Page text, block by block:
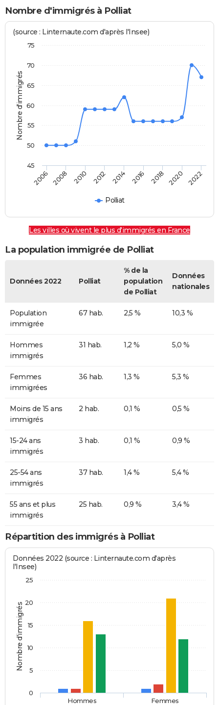
Nombre d'immigrés à Polliat
Nombre d'immigrés
(source : Linternaute.com d'après l'Insee)
Polliat
2006 2008 2010 2012 2014 2016 2018 2020 2022
45
50
55
60
65
70
75
Les villes où vivent le plus d'immigrés en France
La population immigrée de Polliat
Données 2022 Polliat
% de la
population
de Polliat
Données
nationales
Population
immigrée
67 hab. 2,5 % 10,3 %
Hommes
immigrés
31 hab. 1,2 % 5,0 %
Femmes
immigrées
36 hab. 1,3 % 5,3 %
Moins de 15 ans
immigrés
2 hab. 0,1 % 0,5 %
15-24 ans
immigrés
3 hab. 0,1 % 0,9 %
25-54 ans
immigrés
37 hab. 1,4 % 5,4 %
55 ans et plus
immigrés
25 hab. 0,9 % 3,4 %
Répartition des immigrés à Polliat
Nombre d'immigrés
Données 2022 (source : Linternaute.com d'après
l'Insee)
Hommes Femmes
0
5
10
15
20
25